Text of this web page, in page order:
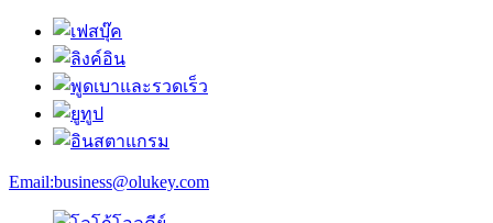
Email:business@olukey.com